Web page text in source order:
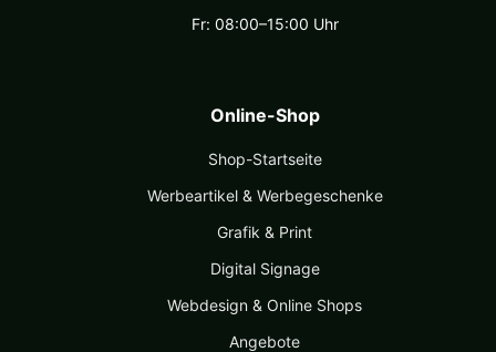
Fr: 08:00–15:00 Uhr
Online-Shop
Shop-Startseite
Werbeartikel & Werbegeschenke
Grafik & Print
Digital Signage
Webdesign & Online Shops
Angebote